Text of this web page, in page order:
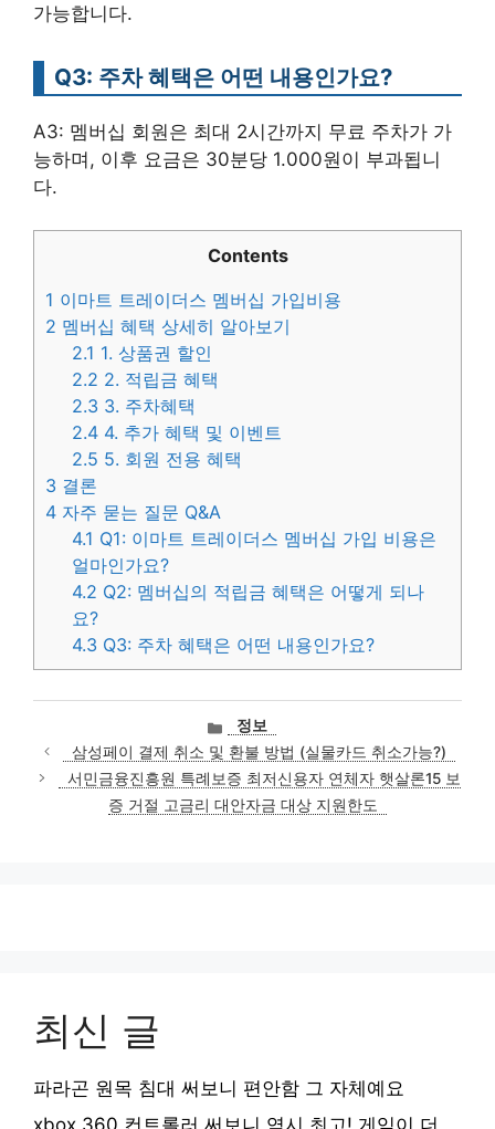
가능합니다.
Q3: 주차 혜택은 어떤 내용인가요?
A3: 멤버십 회원은 최대 2시간까지 무료 주차가 가
능하며, 이후 요금은 30분당 1.000원이 부과됩니
다.
Contents
1 이마트 트레이더스 멤버십 가입비용
2 멤버십 혜택 상세히 알아보기
2.1 1. 상품권 할인
2.2 2. 적립금 혜택
2.3 3. 주차혜택
2.4 4. 추가 혜택 및 이벤트
2.5 5. 회원 전용 혜택
3 결론
4 자주 묻는 질문 Q&A
4.1 Q1: 이마트 트레이더스 멤버십 가입 비용은
얼마인가요?
4.2 Q2: 멤버십의 적립금 혜택은 어떻게 되나
요?
4.3 Q3: 주차 혜택은 어떤 내용인가요?
카
테
고
리
정보
삼성페이 결제 취소 및 환불 방법 (실물카드 취소가능?)
서민금융진흥원 특례보증 최저신용자 연체자 햇살론15 보
증 거절 고금리 대안자금 대상 지원한도
최신 글
파라곤 원목 침대 써보니 편안함 그 자체예요